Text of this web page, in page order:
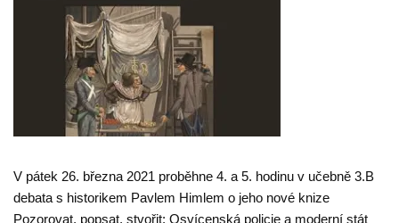
V pátek 26. března 2021 proběhne 4. a 5. hodinu v učebně 3.B
debata s historikem Pavlem Himlem o jeho nové knize
Pozorovat, popsat, stvořit: Osvícenská policie a moderní stát